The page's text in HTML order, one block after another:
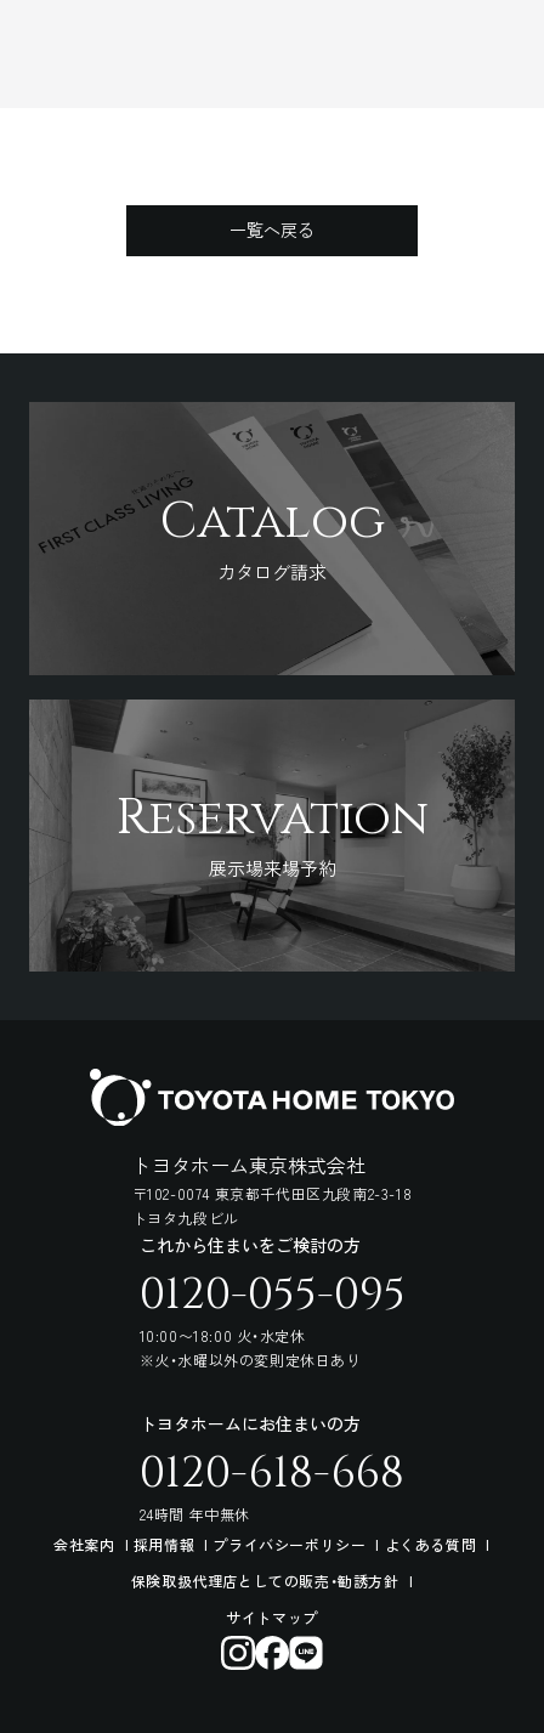
一覧へ戻る
Catalog
カタログ請求
Reservation
展示場来場予約
トヨタホーム東京株式会社
〒102-0074 東京都千代田区九段南2-3-18
トヨタ九段ビル
これから住まいをご検討の方
0120-055-095
10:00〜18:00 火・水定休
※火・水曜以外の変則定休日あり
トヨタホームにお住まいの方
0120-618-668
24時間 年中無休
会社案内
採用情報 プライバシーポリシー
よくある質問
保険取扱代理店としての販売・勧誘方針
サイトマップ